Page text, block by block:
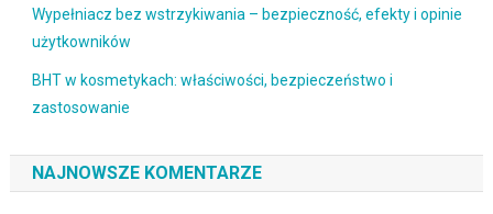
Wypełniacz bez wstrzykiwania – bezpieczność, efekty i opinie
użytkowników
BHT w kosmetykach: właściwości, bezpieczeństwo i
zastosowanie
NAJNOWSZE KOMENTARZE